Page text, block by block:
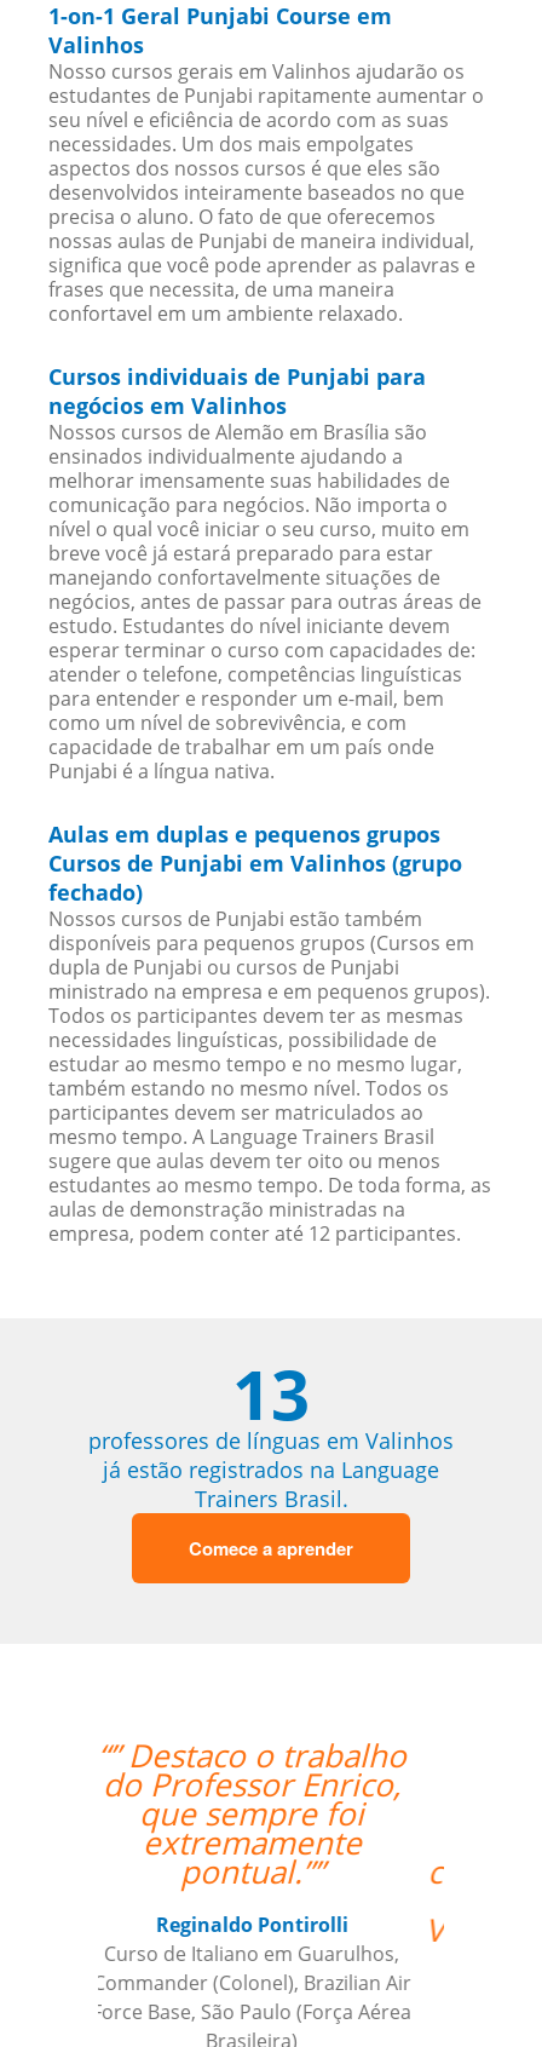
1-on-1 Geral Punjabi Course em
Valinhos
Nosso cursos gerais em Valinhos ajudarão os
estudantes de Punjabi rapitamente aumentar o
seu nível e eficiência de acordo com as suas
necessidades. Um dos mais empolgates
aspectos dos nossos cursos é que eles são
desenvolvidos inteiramente baseados no que
precisa o aluno. O fato de que oferecemos
nossas aulas de Punjabi de maneira individual,
significa que você pode aprender as palavras e
frases que necessita, de uma maneira
confortavel em um ambiente relaxado.
Cursos individuais de Punjabi para
negócios em Valinhos
Nossos cursos de Alemão em Brasília são
ensinados individualmente ajudando a
melhorar imensamente suas habilidades de
comunicação para negócios. Não importa o
nível o qual você iniciar o seu curso, muito em
breve você já estará preparado para estar
manejando confortavelmente situações de
negócios, antes de passar para outras áreas de
estudo. Estudantes do nível iniciante devem
esperar terminar o curso com capacidades de:
atender o telefone, competências linguísticas
para entender e responder um e-mail, bem
como um nível de sobrevivência, e com
capacidade de trabalhar em um país onde
Punjabi é a língua nativa.
Aulas em duplas e pequenos grupos
Cursos de Punjabi em Valinhos (grupo
fechado)
Nossos cursos de Punjabi estão também
disponíveis para pequenos grupos (Cursos em
dupla de Punjabi ou cursos de Punjabi
ministrado na empresa e em pequenos grupos).
Todos os participantes devem ter as mesmas
necessidades linguísticas, possibilidade de
estudar ao mesmo tempo e no mesmo lugar,
também estando no mesmo nível. Todos os
participantes devem ser matriculados ao
mesmo tempo. A Language Trainers Brasil
sugere que aulas devem ter oito ou menos
estudantes ao mesmo tempo. De toda forma, as
aulas de demonstração ministradas na
empresa, podem conter até 12 participantes.
13
professores de línguas em Valinhos
já estão registrados na Language
Trainers Brasil.
Comece a aprender
“”O curso foi ótimo, e
deu aos nossos
funcionários a
oportunidade de
crescer fora do horário
comercial normal.
Vamos continuar a usar
a sua empresa como
um parceiro daqui
para frente””